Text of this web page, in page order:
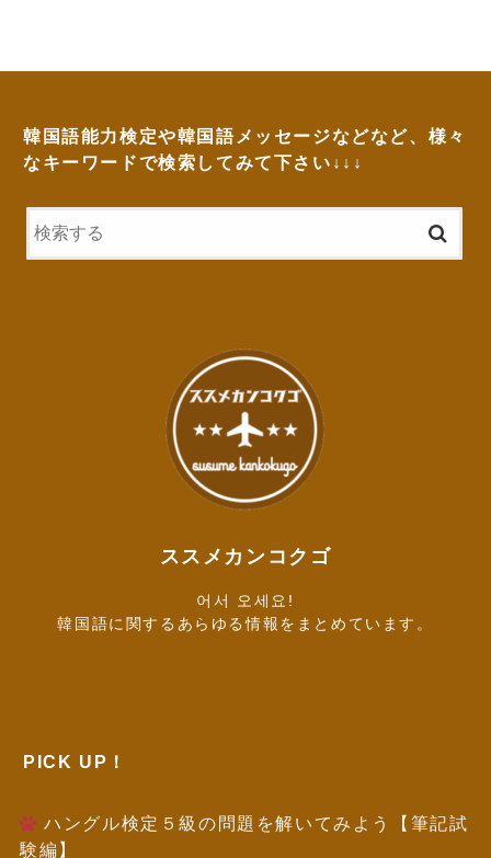
韓国語能力検定や韓国語メッセージなどなど、様々
なキーワードで検索してみて下さい↓↓↓
ススメカンコクゴ
어서 오세요!
韓国語に関するあらゆる情報をまとめています。
PICK UP！
ハングル検定５級の問題を解いてみよう【筆記試
験編】